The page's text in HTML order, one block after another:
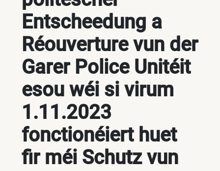
Entscheedung a
Réouverture vun der
Garer Police Unitéit
esou wéi si virum
1.11.2023
fonctionéiert huet
fir méi Schutz vun